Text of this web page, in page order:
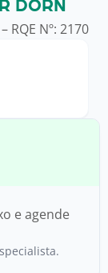
DORN
RQE Nº: 2170
e agende